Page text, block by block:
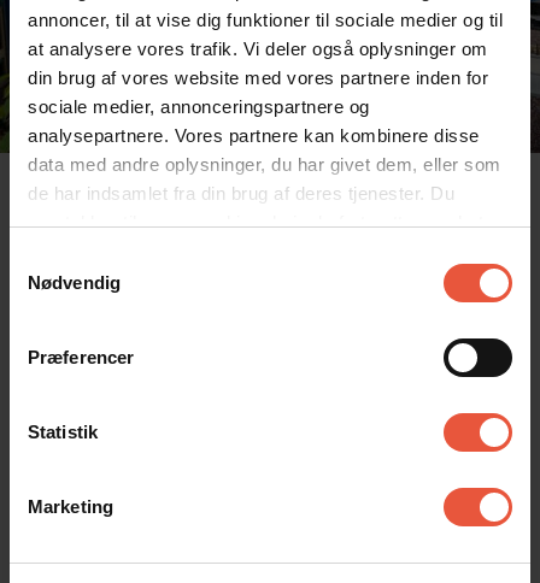
annoncer, til at vise dig funktioner til sociale medier og til
at analysere vores trafik. Vi deler også oplysninger om
din brug af vores website med vores partnere inden for
sociale medier, annonceringspartnere og
analysepartnere. Vores partnere kan kombinere disse
data med andre oplysninger, du har givet dem, eller som
de har indsamlet fra din brug af deres tjenester. Du
samtykker til vores cookies, hvis du fortsætter med at
Nødvendig
Præferencer
Statistik
Marketing
Hvor langt er der fra Blåvand til
Legoland?
- i bil tager det cirka 1 time og 20 minutter at køre
Legoland når jeg har booket